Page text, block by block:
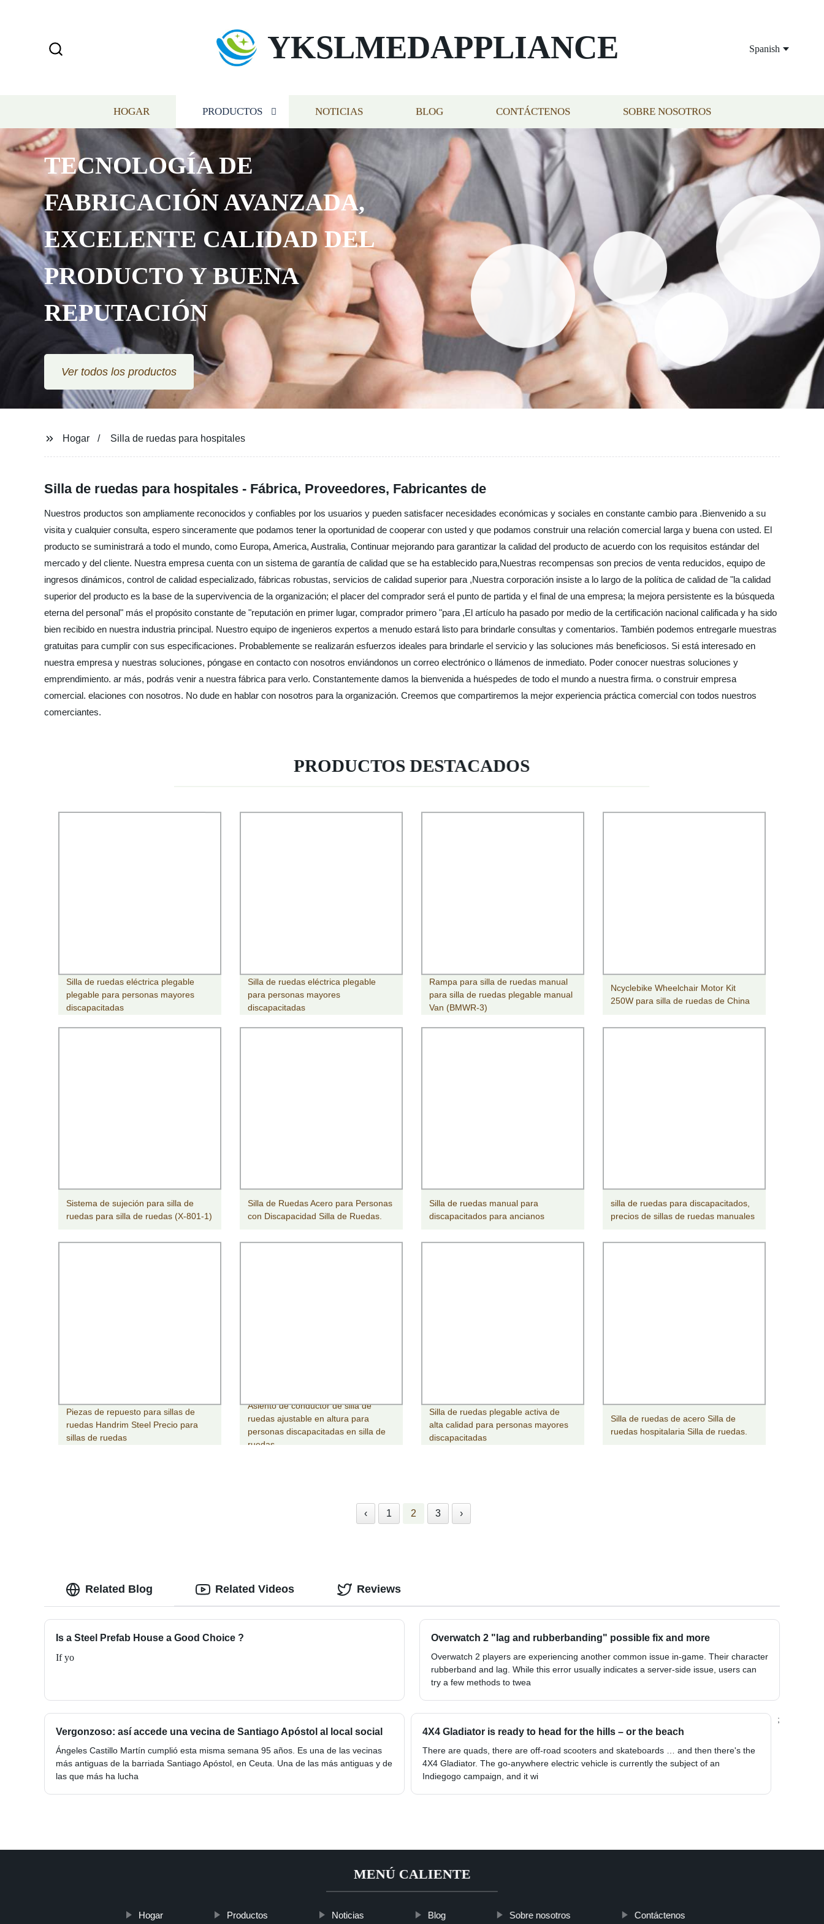
YKSLMEDAPPLIANCE Spanish
HOGAR PRODUCTOS NOTICIAS BLOG CONTÁCTENOS SOBRE NOSOTROS
TECNOLOGÍA DE
FABRICACIÓN AVANZADA,
EXCELENTE CALIDAD DEL
PRODUCTO Y BUENA
REPUTACIÓN
Ver todos los productos
Hogar Silla de ruedas para hospitales
Silla de ruedas para hospitales - Fábrica, Proveedores, Fabricantes de
Nuestros productos son ampliamente reconocidos y confiables por los usuarios y pueden satisfacer necesidades económicas y sociales en constante cambio para .Bienvenido a su
visita y cualquier consulta, espero sinceramente que podamos tener la oportunidad de cooperar con usted y que podamos construir una relación comercial larga y buena con usted. El
producto se suministrará a todo el mundo, como Europa, America, Australia, Continuar mejorando para garantizar la calidad del producto de acuerdo con los requisitos estándar del
mercado y del cliente. Nuestra empresa cuenta con un sistema de garantía de calidad que se ha establecido para,Nuestras recompensas son precios de venta reducidos, equipo de
ingresos dinámicos, control de calidad especializado, fábricas robustas, servicios de calidad superior para ,Nuestra corporación insiste a lo largo de la política de calidad de "la calidad
superior del producto es la base de la supervivencia de la organización; el placer del comprador será el punto de partida y el final de una empresa; la mejora persistente es la búsqueda
eterna del personal" más el propósito constante de "reputación en primer lugar, comprador primero "para ,El artículo ha pasado por medio de la certificación nacional calificada y ha sido
bien recibido en nuestra industria principal. Nuestro equipo de ingenieros expertos a menudo estará listo para brindarle consultas y comentarios. También podemos entregarle muestras
gratuitas para cumplir con sus especificaciones. Probablemente se realizarán esfuerzos ideales para brindarle el servicio y las soluciones más beneficiosos. Si está interesado en
nuestra empresa y nuestras soluciones, póngase en contacto con nosotros enviándonos un correo electrónico o llámenos de inmediato. Poder conocer nuestras soluciones y
emprendimiento. ar más, podrás venir a nuestra fábrica para verlo. Constantemente damos la bienvenida a huéspedes de todo el mundo a nuestra firma. o construir empresa
comercial. elaciones con nosotros. No dude en hablar con nosotros para la organización. Creemos que compartiremos la mejor experiencia práctica comercial con todos nuestros
comerciantes.
PRODUCTOS DESTACADOS
Silla de ruedas eléctrica plegable
plegable para personas mayores
discapacitadas
Silla de ruedas eléctrica plegable
para personas mayores
discapacitadas
Rampa para silla de ruedas manual
para silla de ruedas plegable manual
Van (BMWR-3)
Ncyclebike Wheelchair Motor Kit
250W para silla de ruedas de China
Sistema de sujeción para silla de
ruedas para silla de ruedas (X-801-1)
Silla de Ruedas Acero para Personas
con Discapacidad Silla de Ruedas.
Silla de ruedas manual para
discapacitados para ancianos
silla de ruedas para discapacitados,
precios de sillas de ruedas manuales
Piezas de repuesto para sillas de
ruedas Handrim Steel Precio para
sillas de ruedas
Asiento de conductor de silla de
ruedas ajustable en altura para
personas discapacitadas en silla de
ruedas
Silla de ruedas plegable activa de
alta calidad para personas mayores
discapacitadas
Silla de ruedas de acero Silla de
ruedas hospitalaria Silla de ruedas.
‹ 1 2 3 ›
Related Blog
Is a Steel Prefab House a Good Choice ?
If yo
Overwatch 2 "lag and rubberbanding" possible fix and more
Overwatch 2 players are experiencing another common issue in-game. Their character
rubberband and lag. While this error usually indicates a server-side issue, users can
try a few methods to twea
Vergonzoso: así accede una vecina de Santiago Apóstol al local social
Ángeles Castillo Martín cumplió esta misma semana 95 años. Es una de las vecinas
más antiguas de la barriada Santiago Apóstol, en Ceuta. Una de las más antiguas y de
las que más ha lucha
4X4 Gladiator is ready to head for the hills – or the beach
There are quads, there are off-road scooters and skateboards … and then there's the
4X4 Gladiator. The go-anywhere electric vehicle is currently the subject of an
Indiegogo campaign, and it wi
;
Related Videos Reviews
MENÚ CALIENTE
Hogar Productos Noticias Blog Sobre nosotros Contáctenos